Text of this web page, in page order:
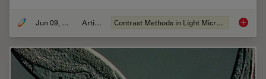
Jun 09, 2011 Article Contrast Methods in Light Microscopy Optical